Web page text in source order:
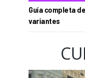
Guía completa
variantes